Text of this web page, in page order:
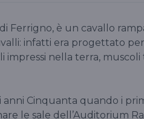
Ferrigno, è un cavallo
infatti era progettato
nella terra, muscoli
anni Cinquanta quando i
le sale dell’Auditorium